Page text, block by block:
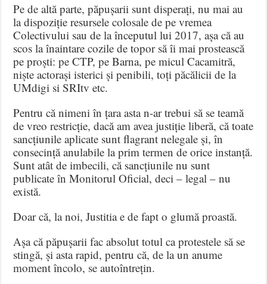
Pe de altă parte, păpușarii sunt disperați, nu mai au
la dispoziție resursele colosale de pe vremea
Colectivului sau de la începutul lui 2017, așa că au
scos la înaintare cozile de topor să îi mai prostească
pe proști: pe CTP, pe Barna, pe micul Cacamitră,
niște actorași isterici și penibili, toți păcălicii de la
UMdigi si SRItv etc.
Pentru că nimeni în țara asta n-ar trebui să se teamă
de vreo restricție, dacă am avea justiție liberă, că toate
sancțiunile aplicate sunt flagrant nelegale și, în
consecință anulabile la prim termen de orice instanță.
Sunt atât de imbecili, că sancțiunile nu sunt
publicate în Monitorul Oficial, deci – legal – nu
există.
Doar că, la noi, Justitia e de fapt o glumă proastă.
Așa că păpușarii fac absolut totul ca protestele să se
stingă, și asta rapid, pentru că, de la un anume
moment încolo, se autoîntrețin.